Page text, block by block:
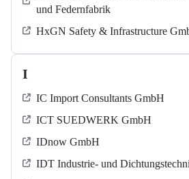
und Federnfabrik
HxGN Safety & Infrastructure
I
IC Import Consultants GmbH
ICT SUEDWERK GmbH
IDnow GmbH
IDT Industrie- und